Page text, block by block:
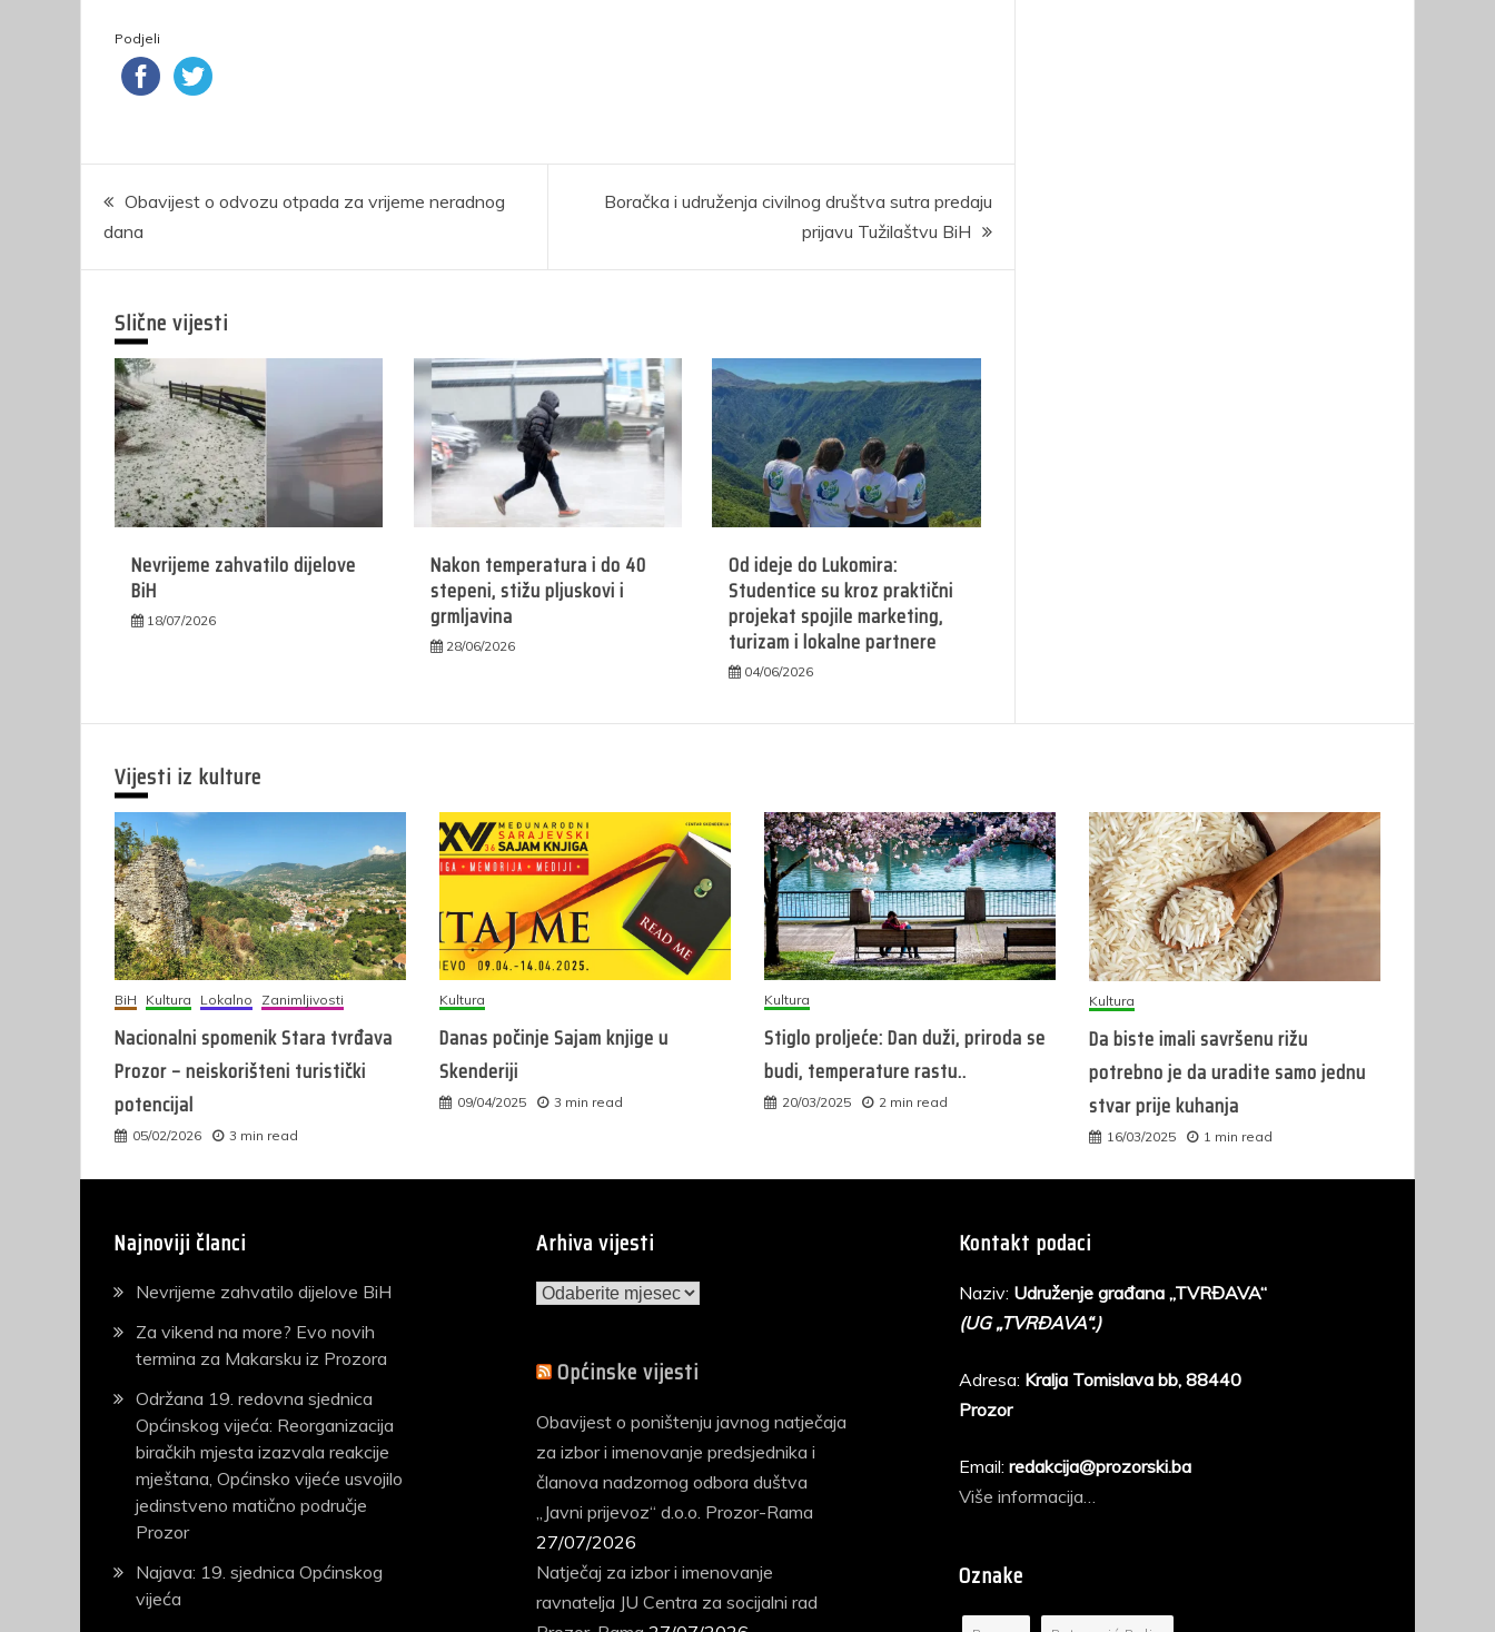
Podjeli
Navigacija
članaka
Obavijest o odvozu otpada za vrijeme neradnog
dana
Boračka i udruženja civilnog društva sutra predaju
prijavu Tužilaštvu BiH
Slične vijesti
Nevrijeme zahvatilo dijelove
BiH
18/07/2026
Nakon temperatura i do 40
stepeni, stižu pljuskovi i
grmljavina
28/06/2026
Od ideje do Lukomira:
Studentice su kroz praktični
projekat spojile marketing,
turizam i lokalne partnere
04/06/2026
Vijesti iz kulture
BiH Kultura Lokalno Zanimljivosti
Nacionalni spomenik Stara tvrđava
Prozor – neiskorišteni turistički
potencijal
05/02/2026 3 min read
Kultura
Danas počinje Sajam knjige u
Skenderiji
09/04/2025 3 min read
Kultura
Stiglo proljeće: Dan duži, priroda se
budi, temperature rastu..
20/03/2025 2 min read
Kultura
Da biste imali savršenu rižu
potrebno je da uradite samo jednu
stvar prije kuhanja
16/03/2025 1 min read
Najnoviji članci
Nevrijeme zahvatilo dijelove BiH
Za vikend na more? Evo novih
termina za Makarsku iz Prozora
Održana 19. redovna sjednica
Općinskog vijeća: Reorganizacija
biračkih mjesta izazvala reakcije
mještana, Općinsko vijeće usvojilo
jedinstveno matično područje
Prozor
Najava: 19. sjednica Općinskog
vijeća
Arhiva vijesti
Arhiva
Općinske vijesti
Obavijest o poništenju javnog natječaja
za izbor i imenovanje predsjednika i
članova nadzornog odbora duštva
„Javni prijevoz“ d.o.o. Prozor-Rama
27/07/2026
Natječaj za izbor i imenovanje
ravnatelja JU Centra za socijalni rad
Kontakt podaci
Naziv: Udruženje građana „TVRĐAVA“
(UG „TVRĐAVA“.)
Adresa: Kralja Tomislava bb, 88440
Prozor
Email: redakcija@prozorski.ba
Više informacija…
Oznake